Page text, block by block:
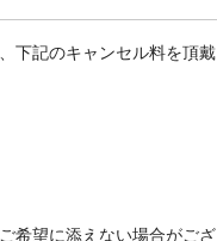
下記のキャンセル料を頂戴
希望に添えない場合がござ